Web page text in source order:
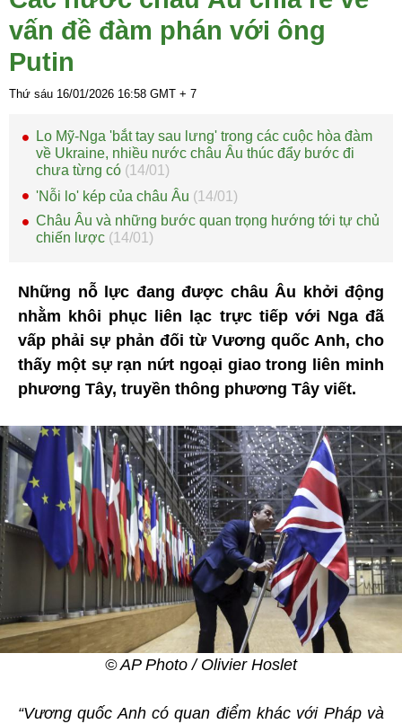
vấn đề đàm phán với ông
Putin
Thứ sáu 16/01/2026 16:58 GMT + 7
Lo Mỹ-Nga 'bắt tay sau lưng' trong các cuộc hòa đàm
về Ukraine, nhiều nước châu Âu thúc đẩy bước đi
chưa từng có (14/01)
'Nỗi lo' kép của châu Âu (14/01)
Châu Âu và những bước quan trọng hướng tới tự chủ
chiến lược (14/01)
Những nỗ lực đang được châu Âu khởi động
nhằm khôi phục liên lạc trực tiếp với Nga đã
vấp phải sự phản đối từ Vương quốc Anh, cho
thấy một sự rạn nứt ngoại giao trong liên minh
phương Tây, truyền thông phương Tây viết.
© AP Photo / Olivier Hoslet
“Vương quốc Anh có quan điểm khác với Pháp và